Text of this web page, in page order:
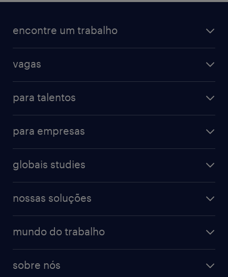
encontre um trabalho
vagas
para talentos
para empresas
globais studies
nossas soluções
mundo do trabalho
sobre nós